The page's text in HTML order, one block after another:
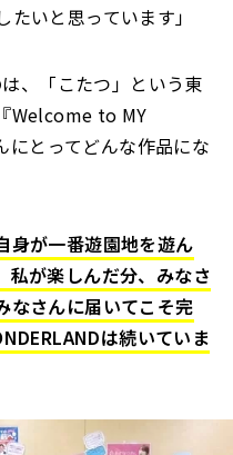
いと思っています」
、「こたつ」という東
Welcome to MY
にとってどんな作品にな
身が一番遊園地を遊ん
私が楽しんだ分、みなさ
なさんに届いてこそ完
は続いていま